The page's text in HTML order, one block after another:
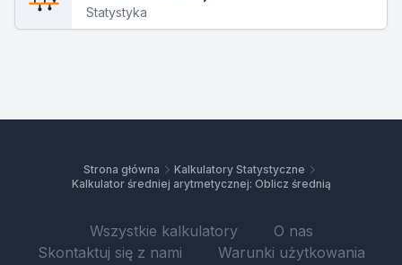
Statystyka
Strona główna
Kalkulatory Statystyczne
Kalkulator średniej arytmetycznej: Oblicz średnią
Wszystkie kalkulatory
O nas
Skontaktuj się z nami
Warunki użytkowania